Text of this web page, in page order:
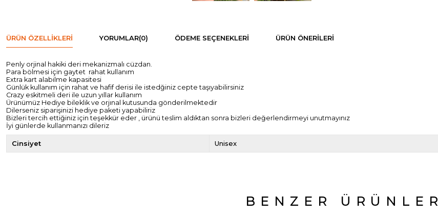
ÜRÜN ÖZELLIKLERI YORUMLAR(0) ÖDEME SEÇENEKLERI ÜRÜN ÖNERILERI
Penly orjinal hakiki deri mekanizmalı cüzdan.
Para bölmesi için gaytet rahat kullanım
Extra kart alabilme kapasitesi
Günlük kullanım için rahat ve hafif derisi ile istedğiniz cepte taşıyabilirsiniz
Crazy eskitmeli deri ile uzun yıllar kullanım
Ürünümüz Hediye bileklik ve orjınal kutusunda gönderilmektedir
Dilerseniz siparişinizi hediye paketi yapabiliriz
Bizleri tercih ettiğiniz için teşekkür eder , ürünü teslim aldıktan sonra bizleri değerlendirmeyi unutmayınız
İyi günlerde kullanmanızı dileriz
Cinsiyet Unisex
BENZER ÜRÜNLER